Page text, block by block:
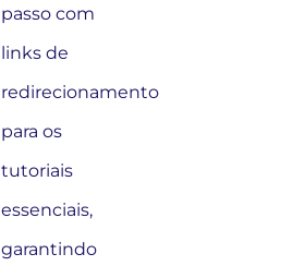
passo com
links de
redirecionamento
para os
tutoriais
essenciais,
garantindo